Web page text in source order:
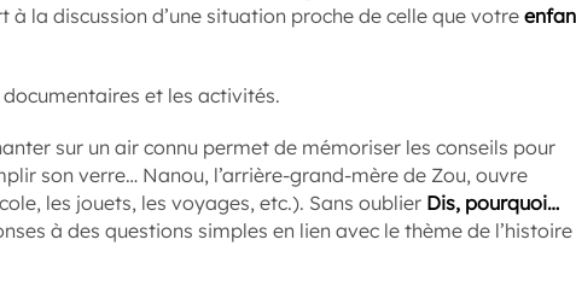
la discussion d’une situation proche de celle que votre
et les activités.
sur un air connu permet de mémoriser les conseils pour
son verre… Nanou, l’arrière-grand-mère de Zou, ouvre
les jouets, les voyages, etc.). Sans oublier Dis, pourquoi…
à des questions simples en lien avec le thème de l’histoire